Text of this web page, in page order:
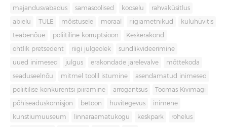
majandusvabadus samasoolised kooselu rahvaküsitlus
abielu TULE mõistusele moraal riigiametnikud kuluhüvitis
teabenõue poliitiline korruptsioon Keskerakond
ohtlik pretsedent riigi julgeolek sundlikvideerimine
uued inimesed julgus erakondade järelevalve mõttekoda
seaduseelnõu mitmel toolil istumine asendamatud inimesed
poliitilise konkurentsi piiramine arrogantsus Toomas Kivimägi
põhiseaduskomisjon betoon huvitegevus inimene
kunstiumuuseum linnaraamatukogu keskpark rohelus